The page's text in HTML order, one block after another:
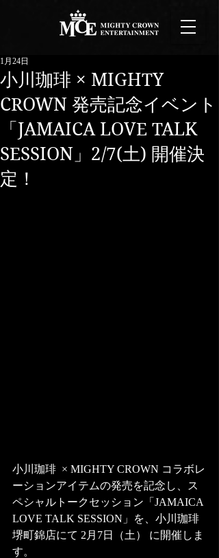
小川珈琲 × MIGHTY
CROWN 発売記念イベント
「JAMAICA LOVE TALK
SESSION」2/7(土) 開催決
定！
1月24日
小川珈琲  × MIGHTY CROWN コラボレ
ーションアイテムの発売を記念し、ス
ペシャルトークセッション「JAMAICA
LOVE TALK SESSION」を、小川珈琲
堺町錦店にて 2月7日（土） に開催しま
す。